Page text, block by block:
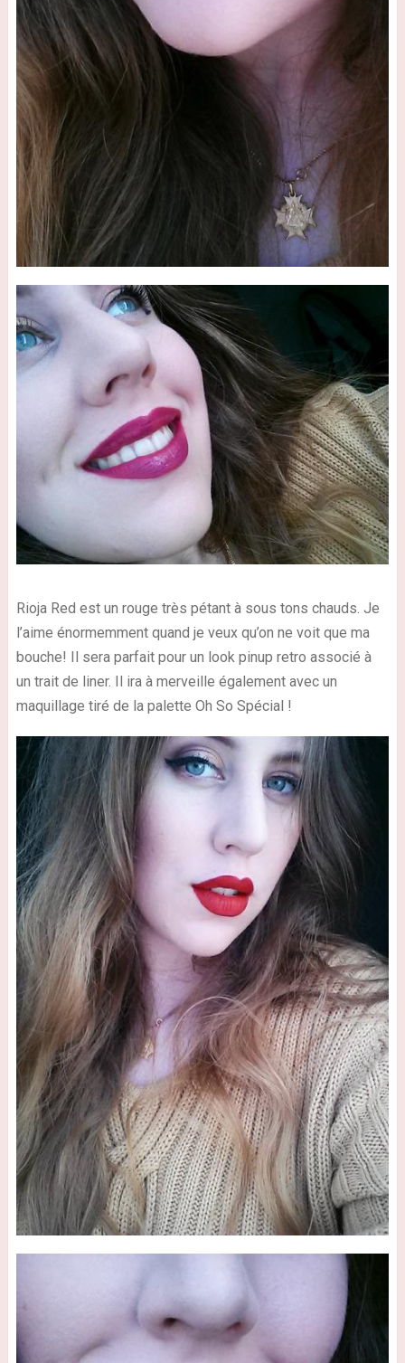
Rioja Red est un rouge très pétant à sous tons chauds. Je
l’aime énormemment quand je veux qu’on ne voit que ma
bouche! Il sera parfait pour un look pinup retro associé à
un trait de liner. Il ira à merveille également avec un
maquillage tiré de la palette Oh So Spécial !